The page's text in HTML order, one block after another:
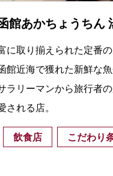
館あかちょうちん
に取り揃えられた定番
館近海で獲れた新鮮な魚
ラリーマンから旅行者
される店。
飲食店 こだわり